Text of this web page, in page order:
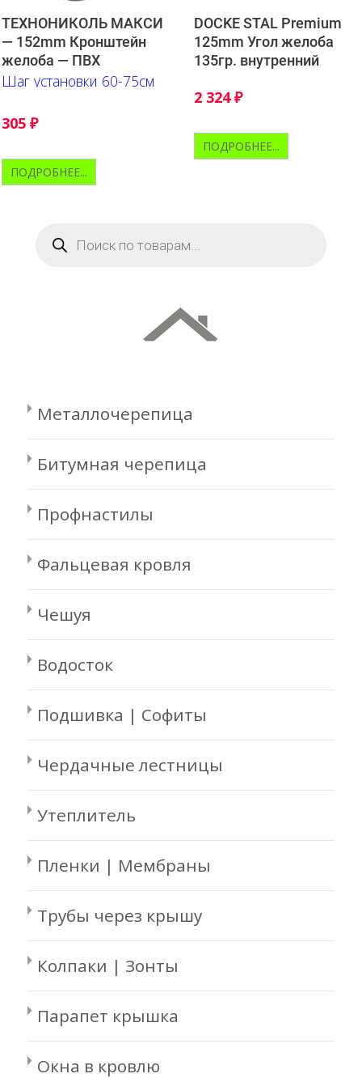
ТЕХНОНИКОЛЬ МАКСИ
— 152mm Кронштейн
желоба — ПВХ
Шаг установки 60-75см
305 ₽
ПОДРОБНЕЕ...
DOCKE STAL Premium
125mm Угол желоба
135гр. внутренний
2 324₽
ПОДРОБНЕЕ...
товаров
Металлочерепица
Битумная черепица
Профнастилы
Фальцевая кровля
Чешуя
Водосток
Подшивка | Софиты
Чердачные лестницы
Утеплитель
Пленки | Мембраны
Трубы через крышу
Колпаки | Зонты
Парапет крышка
Окна в кровлю